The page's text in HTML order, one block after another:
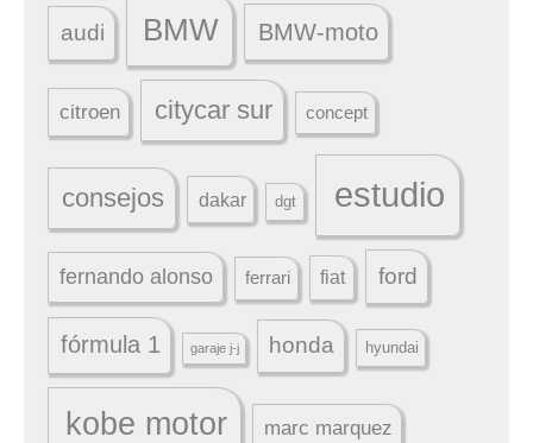
audi BMW BMW-moto
citroen citycar sur concept
consejos dakar dgt estudio
fernando alonso ferrari fiat ford
fórmula 1 garaje j-j honda hyundai
kobe motor marc marquez